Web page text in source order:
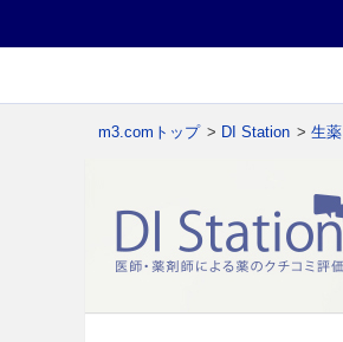
m3.comトップ > DI Station > 生薬